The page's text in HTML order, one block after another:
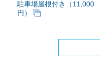
駐車場屋根付き（11,000
円）